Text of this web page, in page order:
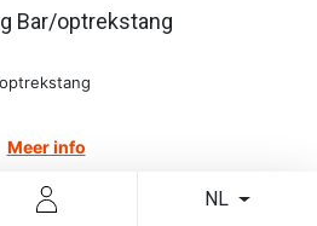
NL
Bar/optrekstang
Meer info